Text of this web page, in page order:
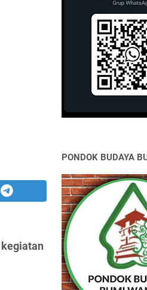
PONDOK BUDAYA